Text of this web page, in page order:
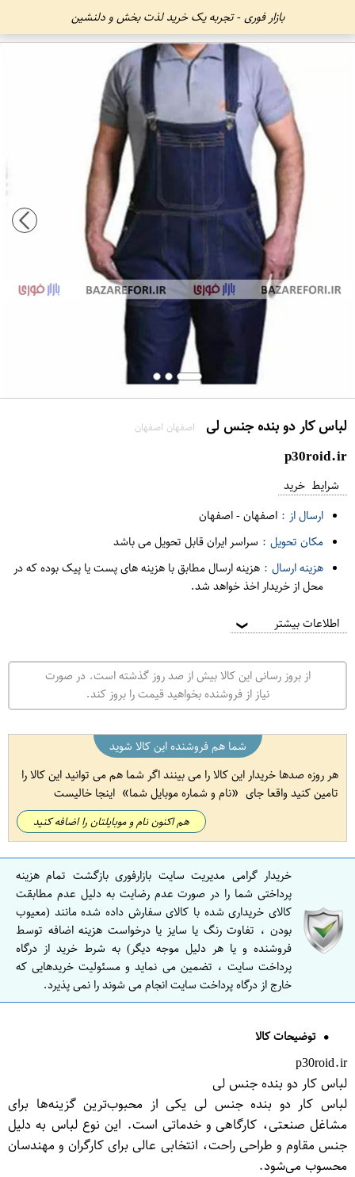
بازار فوری - تجربه یک خرید لذت بخش و دلنشین
لباس کار دو بنده جنس لی اصفهان اصفهان
p30roid.ir
شرایط خرید
ارسال از : اصفهان-اصفهان
مکان تحویل : سراسر ایران قابل تحویل می باشد
هزینه ارسال : هزینه ارسال مطابق با هزینه های پست یا پیک بوده که در
محل از خریدار اخذ خواهد شد.
اطلاعات بیشتر ❯
از بروز رسانی این کالا بیش از صد روز گذشته است. در صورت
نیاز از فروشنده بخواهید قیمت را بروز کند.
شما هم فروشنده این کالا شوید
هر روزه صدها خریدار این کالا را می بینند اگر شما هم می توانید این کالا را
تامین کنید واقعا جای
نام و شماره موبایل شما اینجا خالیست
هم اکنون نام و موبایلتان را اضافه کنید
خریدار گرامی مدیریت سایت بازارفوری بازگشت تمام هزینه
پرداختی شما را در صورت عدم رضایت به دلیل عدم مطابقت
کالای خریداری شده با کالای سفارش داده شده مانند (معیوب
بودن ، تفاوت رنگ یا سایز یا درخواست هزینه اضافه توسط
فروشنده و یا هر دلیل موجه دیگر) به شرط خرید از درگاه
پرداخت سایت ، تضمین می نماید و مسئولیت خریدهایی که
خارج از درگاه پرداخت سایت انجام می شوند را نمی پذیرد.
توضیحات کالا
p30roid.ir
لباس کار دو بنده جنس لی
لباس کار دو بنده جنس لی یکی از محبوب‌ترین گزینه‌ها برای
مشاغل صنعتی، کارگاهی و خدماتی است. این نوع لباس به دلیل
جنس مقاوم و طراحی راحت، انتخابی عالی برای کارگران و مهندسان
محسوب می‌شود.